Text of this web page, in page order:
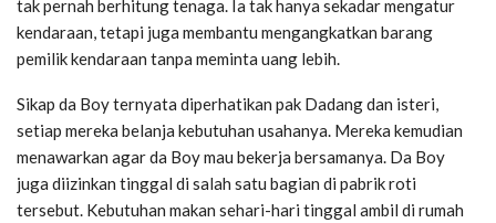
tak pernah berhitung tenaga. Ia tak hanya sekadar mengatur
kendaraan, tetapi juga membantu mengangkatkan barang
pemilik kendaraan tanpa meminta uang lebih.
Sikap da Boy ternyata diperhatikan pak Dadang dan isteri,
setiap mereka belanja kebutuhan usahanya. Mereka kemudian
menawarkan agar da Boy mau bekerja bersamanya. Da Boy
juga diizinkan tinggal di salah satu bagian di pabrik roti
tersebut. Kebutuhan makan sehari-hari tinggal ambil di rumah